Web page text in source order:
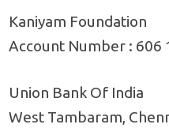
Kaniyam Foundation
Account Number : 606
Union Bank Of India
West Tambaram,